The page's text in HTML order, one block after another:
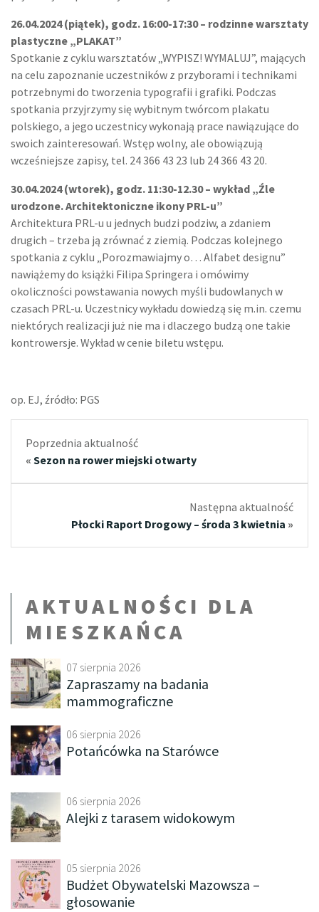
26.04.2024 (piątek), godz. 16:00-17:30 – rodzinne warsztaty
plastyczne „PLAKAT”
Spotkanie z cyklu warsztatów „WYPISZ! WYMALUJ”, mających
na celu zapoznanie uczestników z przyborami i technikami
potrzebnymi do tworzenia typografii i grafiki. Podczas
spotkania przyjrzymy się wybitnym twórcom plakatu
polskiego, a jego uczestnicy wykonają prace nawiązujące do
swoich zainteresowań. Wstęp wolny, ale obowiązują
wcześniejsze zapisy, tel. 24 366 43 23 lub 24 366 43 20.
30.04.2024 (wtorek), godz. 11:30-12.30 – wykład „Źle
urodzone. Architektoniczne ikony PRL-u”
Architektura PRL-u u jednych budzi podziw, a zdaniem
drugich – trzeba ją zrównać z ziemią. Podczas kolejnego
spotkania z cyklu „Porozmawiajmy o… Alfabet designu”
nawiążemy do książki Filipa Springera i omówimy
okoliczności powstawania nowych myśli budowlanych w
czasach PRL-u. Uczestnicy wykładu dowiedzą się m.in. czemu
niektórych realizacji już nie ma i dlaczego budzą one takie
kontrowersje. Wykład w cenie biletu wstępu.
op. EJ, źródło: PGS
Poprzednia aktualność
« Sezon na rower miejski otwarty
Następna aktualność
Płocki Raport Drogowy – środa 3 kwietnia »
AKTUALNOŚCI DLA
MIESZKAŃCA
07 sierpnia 2026
Zapraszamy na badania
mammograficzne
06 sierpnia 2026
Potańcówka na Starówce
06 sierpnia 2026
Alejki z tarasem widokowym
05 sierpnia 2026
Budżet Obywatelski Mazowsza –
głosowanie